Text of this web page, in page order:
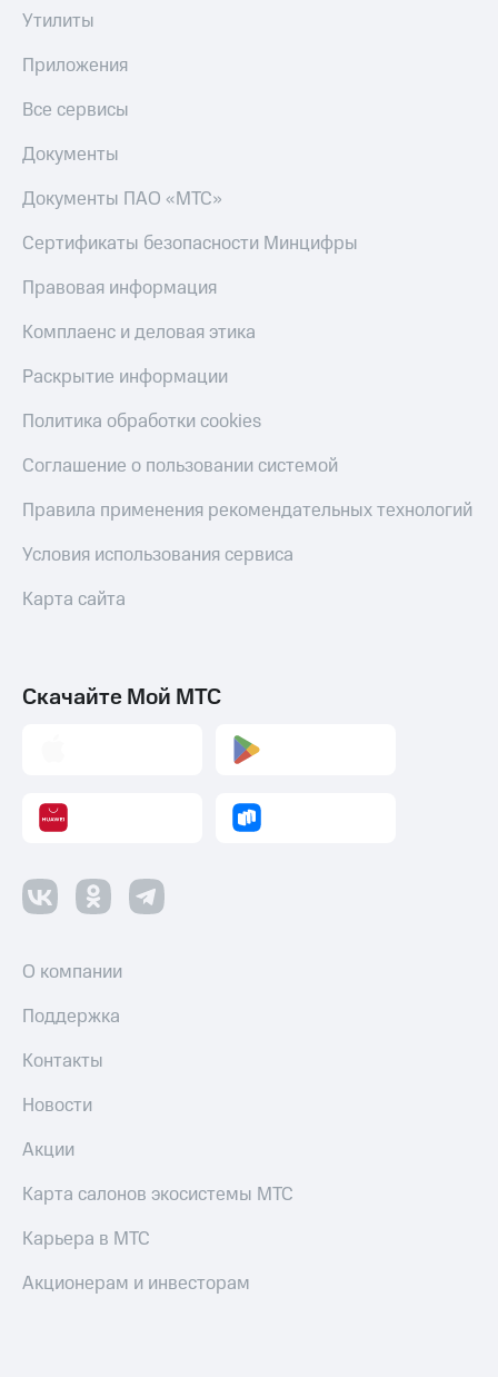
Утилиты
Приложения
Все сервисы
Документы
Документы ПАО «МТС»
Сертификаты безопасности Минцифры
Правовая информация
Комплаенс и деловая этика
Раскрытие информации
Политика обработки cookies
Соглашение о пользовании системой
Правила применения рекомендательных технологий
Условия использования сервиса
Карта сайта
Скачайте Мой МТС
О компании
Поддержка
Контакты
Новости
Акции
Карта салонов экосистемы МТС
Карьера в МТС
Акционерам и инвесторам